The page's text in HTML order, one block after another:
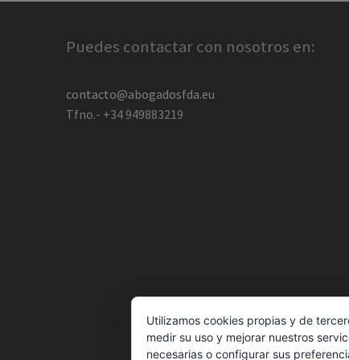
Puedes contactar con nosotros en:
contacto@abogadosfda.eu
Tfno.- +34 949883219
Utilizamos cookies propias y de
medir su uso y mejorar nuestros
necesarias o configurar sus